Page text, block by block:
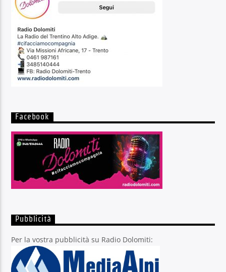
Facebook
Pubblicità
Per la vostra pubblicità su Radio Dolomiti: